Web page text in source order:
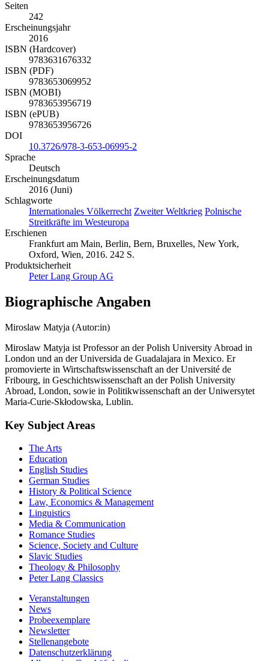
Seiten
242
Erscheinungsjahr
2016
ISBN (Hardcover)
9783631676332
ISBN (PDF)
9783653069952
ISBN (MOBI)
9783653956719
ISBN (ePUB)
9783653956726
DOI
10.3726/978-3-653-06995-2
Sprache
Deutsch
Erscheinungsdatum
2016 (Juni)
Schlagworte
Internationales Völkerrecht Zweiter Weltkrieg Polnische
Streitkräfte im Westeuropa
Erschienen
Frankfurt am Main, Berlin, Bern, Bruxelles, New York,
Oxford, Wien, 2016. 242 S.
Produktsicherheit
Peter Lang Group AG
Biographische Angaben
Miroslaw Matyja (Autor:in)
Miroslaw Matyja ist Professor an der Polish University Abroad in
London und an der Universida de Guadalajara in Mexico. Er
promovierte in Wirtschaftswissenschaft an der Université de
Fribourg, in Geschichtswissenschaft an der Polish University
Abroad, London, sowie in Politikwissenschaft an der Uniwersytet
Maria-Curie-Skłodowska, Lublin.
Key Subject Areas
The Arts
Education
English Studies
German Studies
History & Political Science
Law, Economics & Management
Linguistics
Media & Communication
Romance Studies
Science, Society and Culture
Slavic Studies
Theology & Philosophy
Peter Lang Classics
Veranstaltungen
News
Probeexemplare
Newsletter
Stellenangebote
Datenschutzerklärung